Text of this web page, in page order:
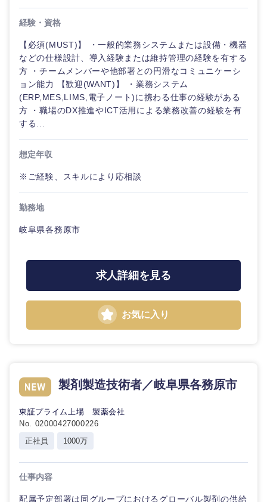
新潟県
石川県 福井県
経験・資格
【必須(MUST)】 ・一般的業務システムまたは設備・機器
などの仕様設計、導入経験または維持管理の経験を有する
方 ・チームメンバーや他部署との円滑なコミュニケーシ
ョン能力 【歓迎(WANT)】 ・業務システム
(ERP,MES,LIMS,電子ノート)に携わる仕事の経験がある
方 ・職場のDX推進やICT活用による業務改善の経験を有
する...
想定年収
※ご経験、スキルにより応相談
勤務地
岐阜県各務原市
求人詳細を見る
お気に入り
製剤製造技術者／岐阜県各務原市
東証プライム上場 製薬会社
No. 02000427000226
正社員
1000万
仕事内容
配属予定部署は同グループにおけるグローバル製剤の供給